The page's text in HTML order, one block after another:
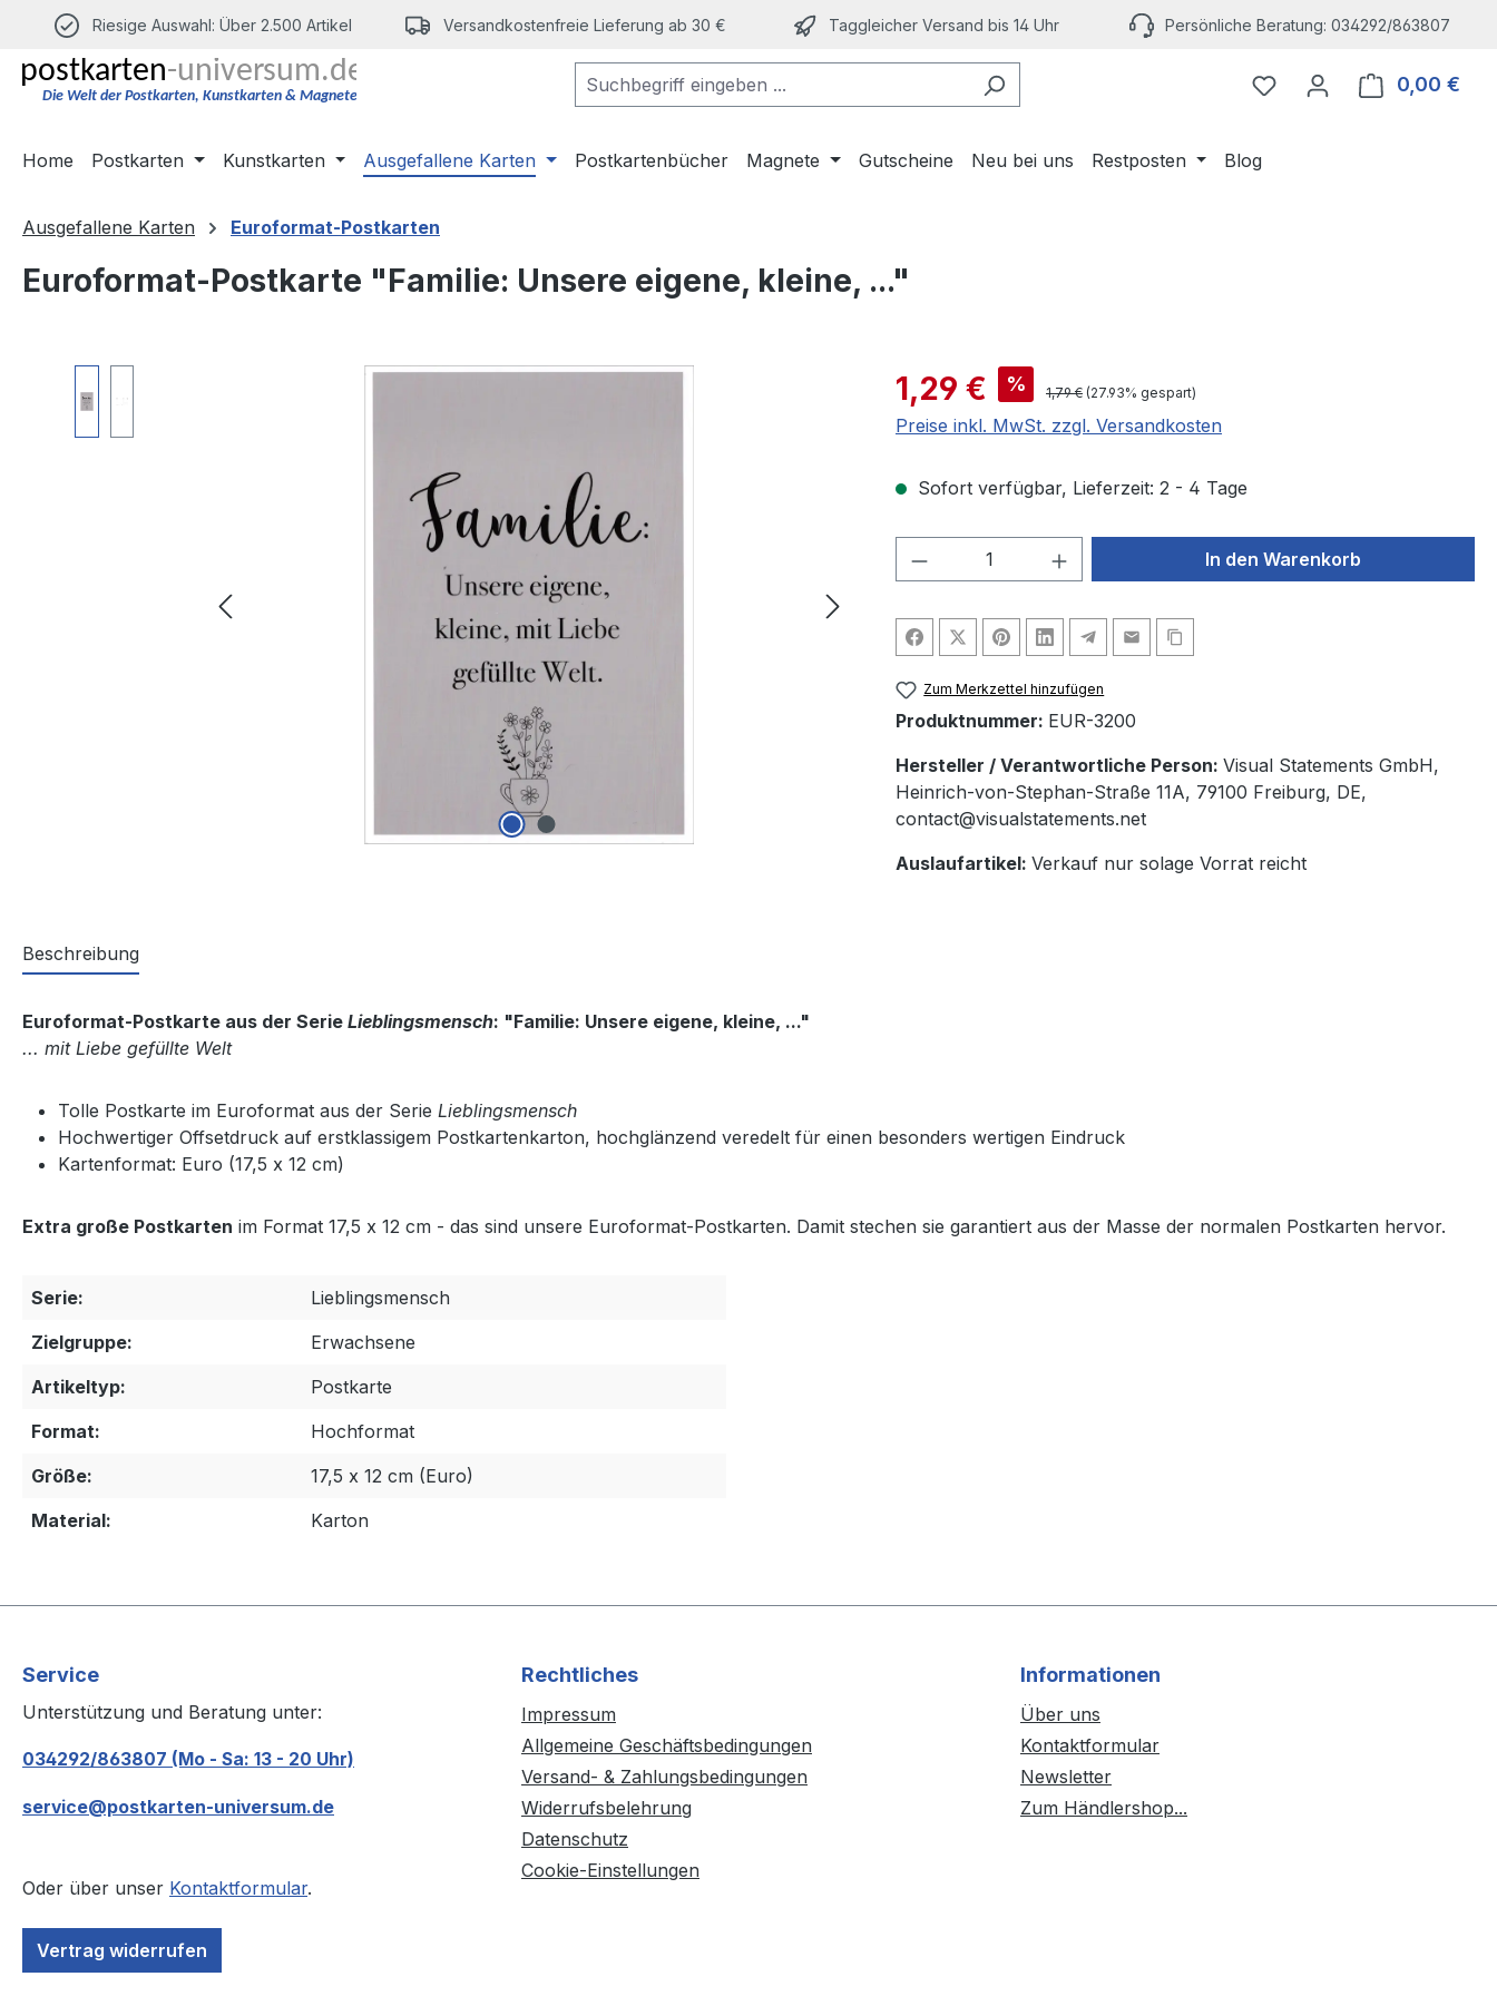
Hauptinhalt springen
Zur Suche springen
Zur Hauptnavigation springen
Riesige Auswahl: Über 2.500 Artikel Versandkostenfreie Lieferung ab 30 € Taggleicher Versand bis 14 Uhr Persönliche Beratung: 034292/863807
Du hast 0 Produkte auf
0,00 €
Home Postkarten Kunstkarten Ausgefallene Karten Postkartenbücher Magnete Gutscheine Neu bei uns Restposten Blog
Ausgefallene Karten Euroformat-Postkarten
Euroformat-Postkarte "Familie: Unsere eigene, kleine, ..."
Verkaufspreis:
1,29 € % Regulärer Preis:
1,79 € (27.93% gespart)
Preise inkl. MwSt. zzgl. Versandkosten
Sofort verfügbar, Lieferzeit: 2 - 4 Tage
Produkt Anzahl: Gib den gewünschten Wert
In den Warenkorb
Zum Merkzettel hinzufügen
Produktnummer: EUR-3200
Hersteller / Verantwortliche Person: Visual Statements GmbH,
Heinrich-von-Stephan-Straße 11A, 79100 Freiburg, DE,
contact@visualstatements.net
Auslaufartikel: Verkauf nur solage Vorrat reicht
Beschreibung
Euroformat-Postkarte aus der Serie Lieblingsmensch: "Familie: Unsere eigene, kleine, ..."
... mit Liebe gefüllte Welt
Tolle Postkarte im Euroformat aus der Serie Lieblingsmensch
Hochwertiger Offsetdruck auf erstklassigem Postkartenkarton, hochglänzend veredelt für einen besonders wertigen Eindruck
Kartenformat: Euro (17,5 x 12 cm)
Extra große Postkarten im Format 17,5 x 12 cm - das sind unsere Euroformat-Postkarten. Damit stechen sie garantiert aus der Masse der normalen Postkarten hervor.
Serie:
Lieblingsmensch
Zielgruppe:
Erwachsene
Artikeltyp:
Postkarte
Format:
Hochformat
Größe:
17,5 x 12 cm (Euro)
Material:
Karton
Service
Unterstützung und Beratung unter:
034292/863807 (Mo - Sa: 13 - 20 Uhr)
service@postkarten-universum.de
Oder über unser Kontaktformular.
Vertrag widerrufen
Rechtliches
Impressum
Allgemeine Geschäftsbedingungen
Versand- & Zahlungsbedingungen
Widerrufsbelehrung
Datenschutz
Cookie-Einstellungen
Informationen
Über uns
Kontaktformular
Newsletter
Zum Händlershop...